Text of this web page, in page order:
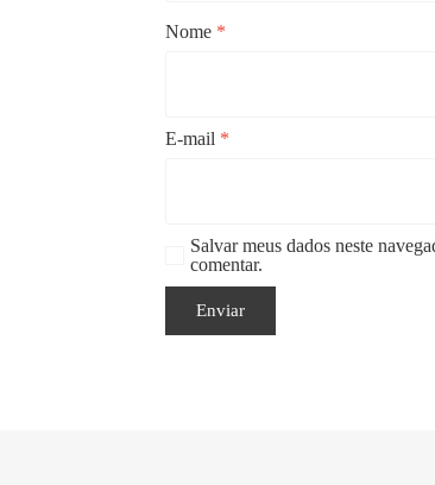
Nome *
E-mail *
Salvar meus dados neste
comentar.